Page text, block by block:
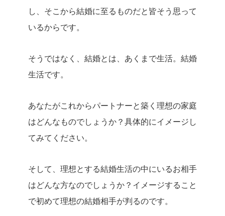
し、そこから結婚に至るものだと皆そう思って
いるからです。
そうではなく、結婚とは、あくまで生活。結婚
生活です。
あなたがこれからパートナーと築く理想の家庭
はどんなものでしょうか？ 具体的にイメージし
てみてください。
そして、理想とする結婚生活の中にいるお相手
はどんな方なのでしょうか？ イメージすること
で初めて理想の結婚相手が判るのです。